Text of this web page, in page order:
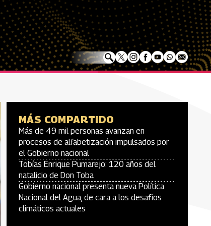
MÁS COMPARTIDO
Más de 49 mil personas avanzan en
procesos de alfabetización impulsados por
el Gobierno nacional
Tobías Enrique Pumarejo: 120 años del
natalicio de Don Toba
Gobierno nacional presenta nueva Política
Nacional del Agua, de cara a los desafíos
climáticos actuales